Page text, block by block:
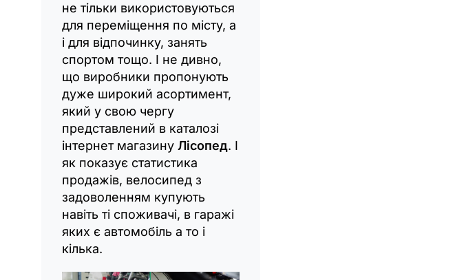
не тільки використовуються
для переміщення по місту, а
і для відпочинку, занять
спортом тощо. І не дивно,
що виробники пропонують
дуже широкий асортимент,
який у свою чергу
представлений в каталозі
інтернет магазину Лісопед. І
як показує статистика
продажів, велосипед з
задоволенням купують
навіть ті споживачі, в гаражі
яких є автомобіль а то і
кілька.